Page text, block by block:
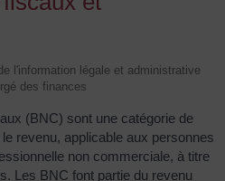
l'information légale et administrative
des finances
(BNC) sont une catégorie de
revenu, applicable aux personnes
non commerciale, à titre
Les BNC font partie du revenu